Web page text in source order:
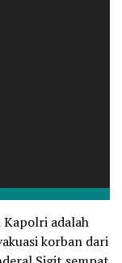
adalah
korban dari